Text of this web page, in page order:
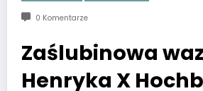
0 Komentarze
Zaślubinowa
Henryka X